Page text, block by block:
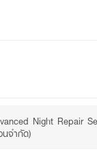
Night Repair
จำกัด)